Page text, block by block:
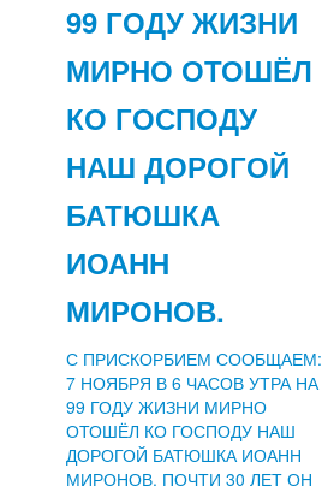
99 ГОДУ ЖИЗНИ
МИРНО ОТОШЁЛ
КО ГОСПОДУ
НАШ ДОРОГОЙ
БАТЮШКА
ИОАНН
МИРОНОВ.
С ПРИСКОРБИЕМ СООБЩАЕМ:
7 НОЯБРЯ В 6 ЧАСОВ УТРА НА
99 ГОДУ ЖИЗНИ МИРНО
ОТОШЁЛ КО ГОСПОДУ НАШ
ДОРОГОЙ БАТЮШКА ИОАНН
МИРОНОВ. ПОЧТИ 30 ЛЕТ ОН